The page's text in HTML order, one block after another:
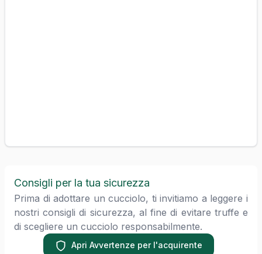
Consigli per la tua sicurezza
Prima di adottare un cucciolo, ti invitiamo a leggere i
nostri consigli di sicurezza, al fine di evitare truffe e
di scegliere un cucciolo responsabilmente.
Apri Avvertenze per l'acquirente